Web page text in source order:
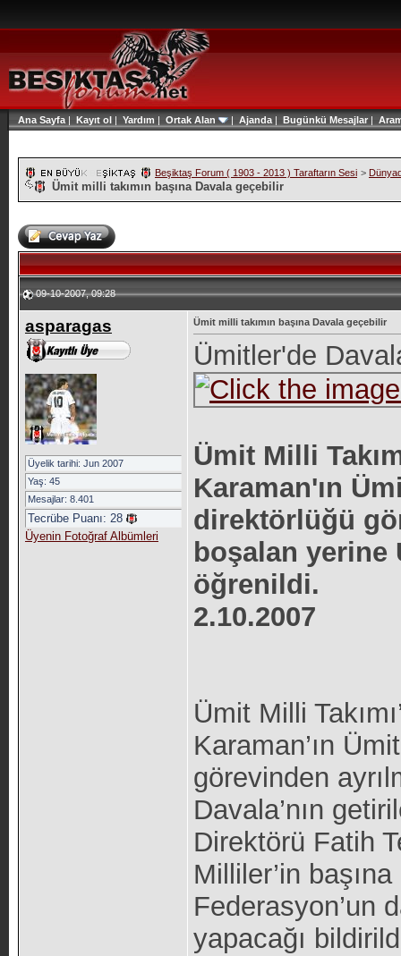
Ana Sayfa | Kayıt ol | Yardım | Ortak Alan | Ajanda | Bugünkü Mesajlar|
Beşiktaş Forum ( 1903 - 2013 ) Taraftarın Sesi >
Ümit milli takımın başına Davala geçebilir
09-10-2007, 09:28
asparagas
Üyelik tarihi: Jun 2007
Yaş: 45
Mesajlar: 8.401
Tecrübe Puanı: 28
Üyenin Fotoğraf Albümleri
Ümit milli takımın başına Davala geçebilir
Ümitler'de
Ümit Milli
Karaman'ın
direktörlüğü
boşalan yerine
öğrenildi.
2.10.2007
Ümit Milli
Karaman’ın
görevinden
Davala’nın
Direktörü Fatih
Milliler’in
Federasyon’un
yapacağı